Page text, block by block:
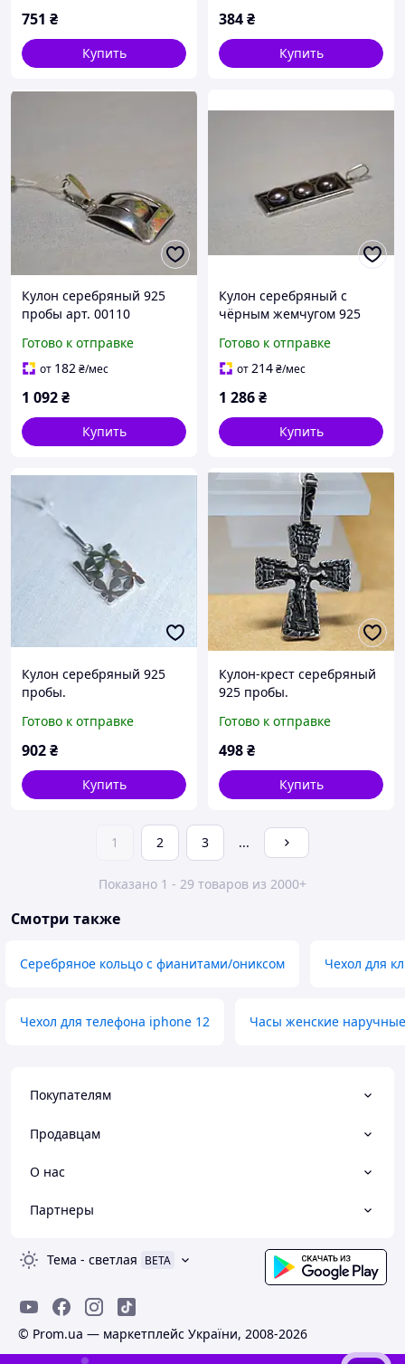
751 ₴
Купить
384₴
Купить
Кулон серебряный 925
пробы арт. 00110
Готово к отправке
от 182₴/мес
1 092₴
Купить
Кулон серебряный с
чёрным жемчугом 925
Готово к отправке
от214₴/мес
1 286₴
Купить
Кулон серебряный 925
пробы.
Готово к отправке
902₴
Купить
Кулон-крест серебряный
925 пробы.
Готово к отправке
498₴
Купить
1 2 3 ...
Показано 1 - 29 товаров из 2000+
Смотри также
Серебряное кольцо с фианитами/ониксом Чехол для
Чехол для телефона iphone 12 Часы женские
Покупателям
Продавцам
О нас
Партнеры
Тема - светлая BETA
© Prom.ua — маркетплейс України, 2008-2026